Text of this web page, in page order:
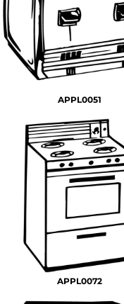
APPL0051
APPL0072